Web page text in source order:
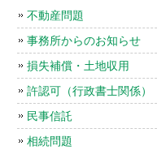
不動産問題
事務所からのお知らせ
損失補償・土地収用
許認可（行政書士関係）
民事信託
相続問題